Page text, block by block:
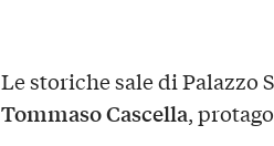
Le storiche sale di Palazzo
Tommaso Cascella,